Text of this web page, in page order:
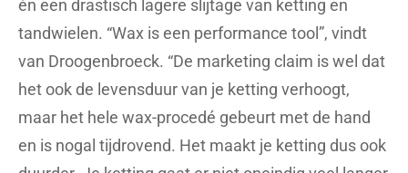
én een drastisch lagere slijtage van ketting en
tandwielen. “Wax is een performance tool”, vindt
van Droogenbroeck. “De marketing claim is wel dat
het ook de levensduur van je ketting verhoogt,
maar het hele wax-procedé gebeurt met de hand
en is nogal tijdrovend. Het maakt je ketting dus ook